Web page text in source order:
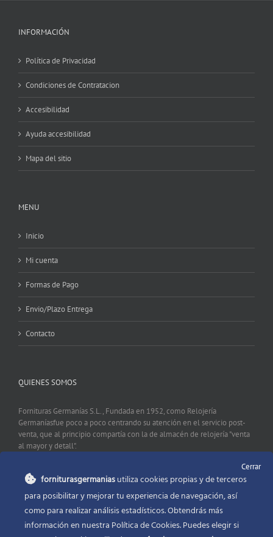
INFORMACIÓN
Política de Privacidad
Condiciones de Contratacion
Accesibilidad
Ayuda accesibilidad
Mapa del sitio
MENU
Inicio
Mi cuenta
Formas de Pago
Envio/Plazo Entrega
Contacto
QUIENES SOMOS
Fornituras Germanías S.L., Fundada en 1952, como Relojería
Germaníasfue poco a poco centrando su atención en el servicio post-
venta, que al principio compartía con la de almacén de relojería "venta
al mayor y detall".
CONTACTO
Fornituras Germanías, Calle Sevilla 2, 46006 Valencia España
Phone:96 341 53 35
Cerrar
forniturasgermaniasutiliza cookies propias y de terceros
para posibilitar y mejorar tu experiencia de navegación, así
como para realizar análisis estadísticos. Obtendrás más
información en nuestra Política de Cookies. Puedes elegir si